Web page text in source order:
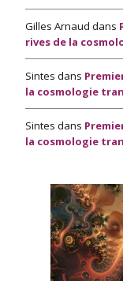
Gilles Arnaud dans
rives de la
Sintes dans
la cosmologie
Sintes dans
la cosmologie